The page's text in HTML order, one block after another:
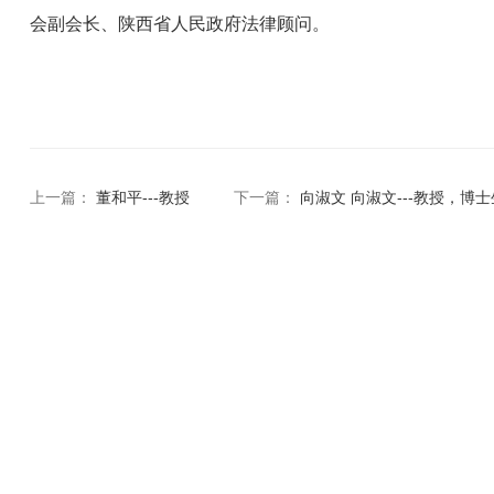
会副会长、陕西省人民政府法律顾问。
上一篇： 董和平---教授 下一篇： 向淑文 向淑文---教授，博